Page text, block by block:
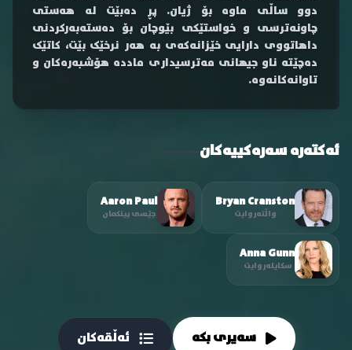
دوو ساڵی ماوە بۆ ژیان. پڕ دەبێت لە هەستی
چاونەترسی و خواستێکی بێوچان بۆ دەستەبەرکردنی
داهاتووی دارایی خێزانەکەی بە هەر نرخێک بێت، کاتێک
دەچێتە ناو جیهانی مەترسیداری ماددە هۆشبەرەکان و
تاوانەکانەوە.
ئەکتەرە سەرەکییەکان
Bryan Cranston
واڵتەر وایت
Aaron Paul
جێسی پینکمان
Anna Gunn
سکایلەر وایت
سەیری بکە ئەڵقەکان